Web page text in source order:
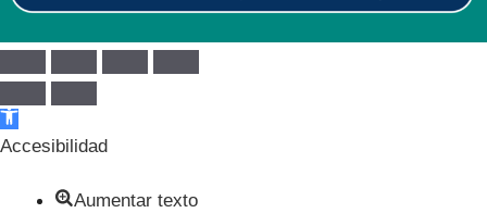
Abrir barra de herramientas
Accesibilidad
Aumentar texto